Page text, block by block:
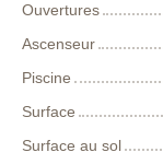
Ouvertures
Ascenseur
Piscine
Surface
Surface au sol